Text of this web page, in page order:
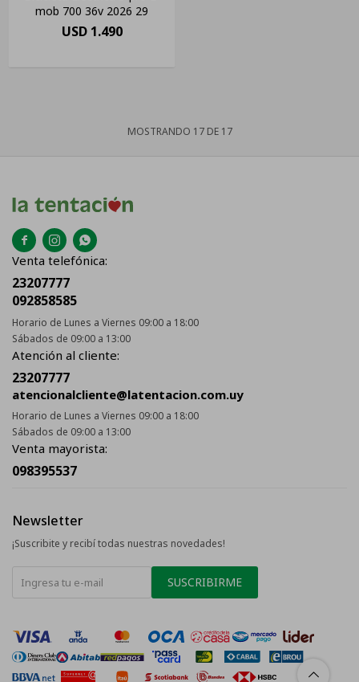
mob 700 36v 2026 29
USD 1.490
MOSTRANDO 17DE 17
  
Venta telefónica:
23207777
092858585
Horario de Lunes a Viernes 09:00 a 18:00
Sábados de 09:00 a 13:00
Atención al cliente:
23207777
atencionalcliente@latentacion.com.uy
Horario de Lunes a Viernes 09:00 a 18:00
Sábados de 09:00 a 13:00
Venta mayorista:
098395537
Newsletter
¡Suscribite y recibí todas nuestras novedades!
SUSCRIBIRME